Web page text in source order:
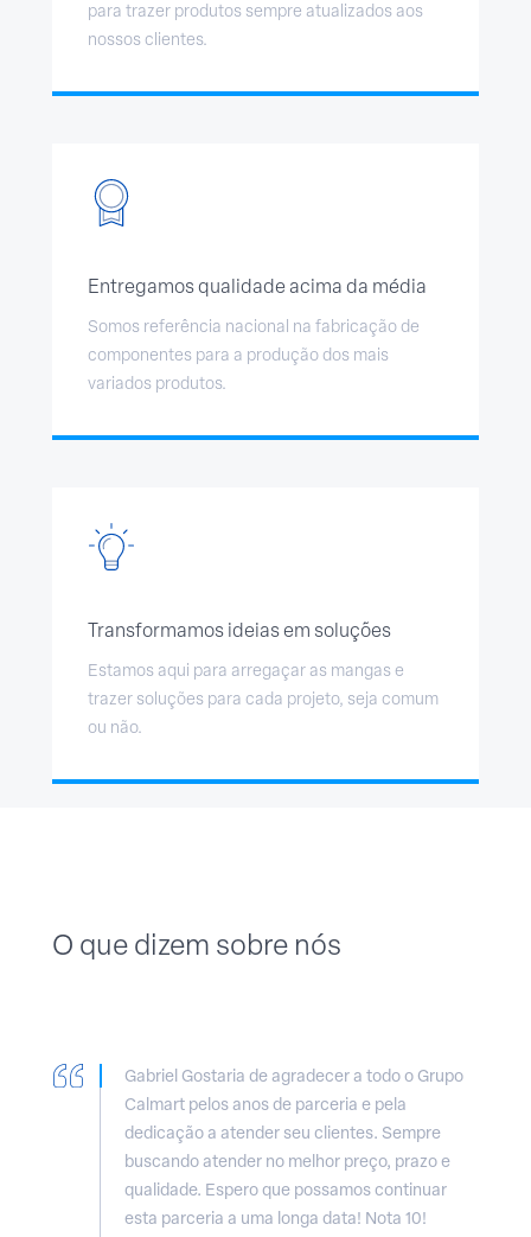
para trazer produtos sempre atualizados aos
nossos clientes.
Entregamos qualidade acima da média
Somos referência nacional na fabricação de
componentes para a produção dos mais
variados produtos.
Transformamos ideias em soluções
Estamos aqui para arregaçar as mangas e
trazer soluções para cada projeto, seja comum
ou não.
O que dizem sobre nós
Gabriel Gostaria de agradecer a todo o Grupo
Calmart pelos anos de parceria e pela
dedicação a atender seu clientes. Sempre
buscando atender no melhor preço, prazo e
qualidade. Espero que possamos continuar
esta parceria a uma longa data! Nota 10!